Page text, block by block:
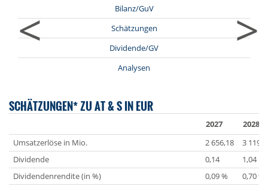
<
Bilanz/GuV
Schätzungen
Dividende/GV
Analysen
>
SCHÄTZUNGEN* ZU AT & S IN EUR
2027
2028
Umsatzerlöse in Mio.
2 656,18
3
Dividende
0,14
1,04
Dividendenrendite (in %)
0,09 %
0,70 %